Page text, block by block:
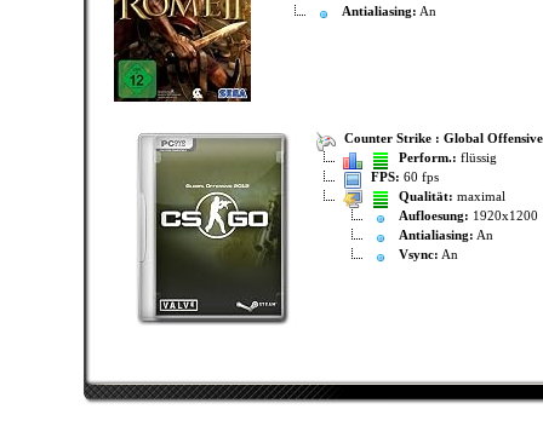
Antialiasing: An
Counter Strike : Global Offensive
Perform.: flüssig
FPS: 60 fps
Qualität: maximal
Aufloesung: 1920x1200
Antialiasing: An
Vsync: An